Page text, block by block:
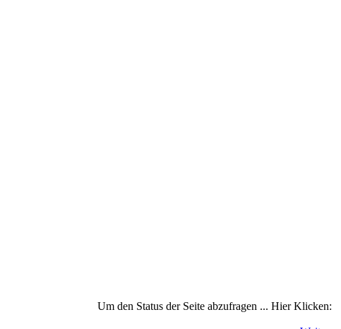
Um den Status der Seite abzufragen ... Hier Klicken: